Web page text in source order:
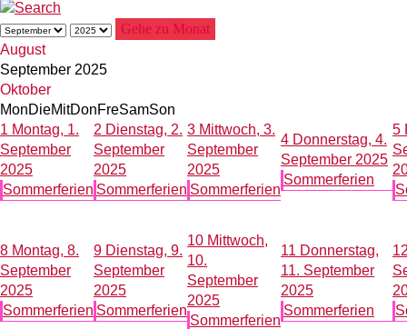
Gehe zu Monat
August
September 2025
Oktober
MonDieMitDonFreSamSon
1 Montag, 1.
September
2025
Sommerferien
2 Dienstag, 2.
September
2025
Sommerferien
3 Mittwoch, 3.
September
2025
Sommerferien
4 Donnerstag, 4.
September 2025
Sommerferien
5
8 Montag, 8.
September
2025
Sommerferien
9 Dienstag, 9.
September
2025
Sommerferien
10 Mittwoch,
10.
September
2025
Sommerferien
11 Donnerstag,
11. September
2025
Sommerferien